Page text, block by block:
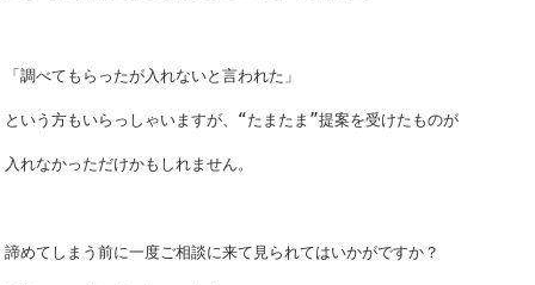
「調べてもらったが入れないと言われた」
という方もいらっしゃいますが、“たまたま”提案を受けたものが
入れなかっただけかもしれません。
諦めてしまう前に一度ご相談に来て見られてはいかがですか？